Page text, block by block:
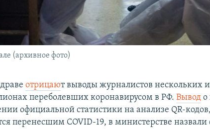
(архивное фото)
отрицают выводы журналистов нескольких
переболевших коронавирусом в РФ.Вывод о
официальной статистики на анализе QR-
перенесшим COVID-19, в министерстве